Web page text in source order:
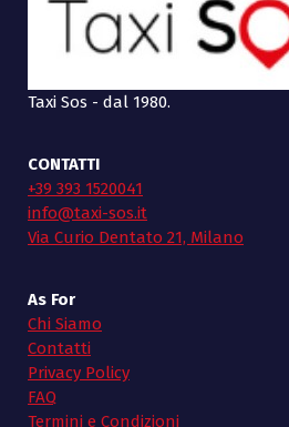
Taxi Sos - dal 1980.
CONTATTI
+39 393 1520041
info@taxi-sos.it
Via Curio Dentato 21, Milano
As For
Chi Siamo
Contatti
Privacy Policy
FAQ
Termini e Condizioni